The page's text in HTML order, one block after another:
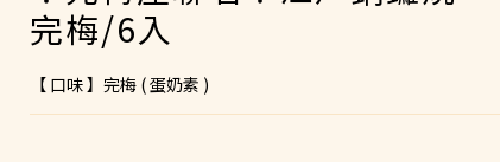
完梅/6入
【 口味 】完梅 ( 蛋奶素 )